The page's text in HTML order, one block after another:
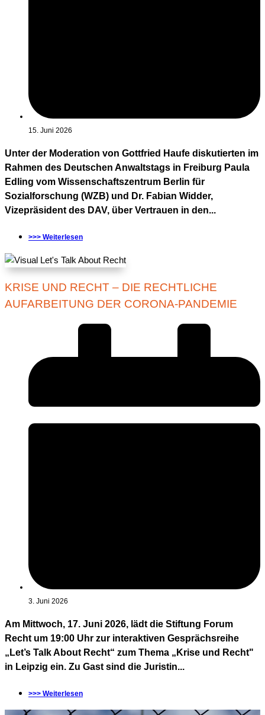
15. Juni 2026
Unter der Moderation von Gottfried Haufe diskutierten im
Rahmen des Deutschen Anwaltstags in Freiburg Paula
Edling vom Wissenschaftszentrum Berlin für
Sozialforschung (WZB) und Dr. Fabian Widder,
Vizepräsident des DAV, über Vertrauen in den...
>>> Weiterlesen
KRISE UND RECHT – DIE RECHTLICHE
AUFARBEITUNG DER CORONA-PANDEMIE
3. Juni 2026
Am Mittwoch, 17. Juni 2026, lädt die Stiftung Forum
Recht um 19:00 Uhr zur interaktiven Gesprächsreihe
„Let’s Talk About Recht“ zum Thema „Krise und Recht"
in Leipzig ein. Zu Gast sind die Juristin...
>>> Weiterlesen